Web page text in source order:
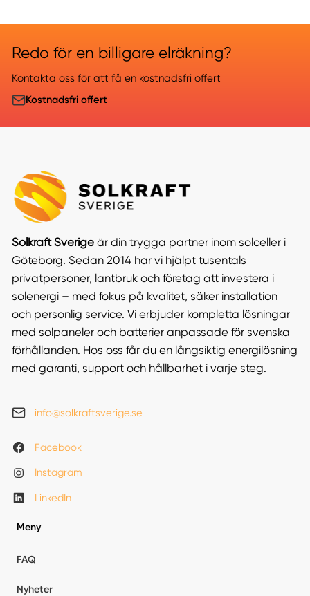
Redo för en billigare elräkning?
Kontakta oss för att få en kostnadsfri offert
Kostnadsfri offert
Solkraft Sverigeär din trygga partner inom solceller i
Göteborg. Sedan 2014 har vi hjälpt tusentals
privatpersoner, lantbruk och företag att investera i
solenergi – med fokus på kvalitet, säker installation
och personlig service. Vi erbjuder kompletta lösningar
med solpaneler och batterier anpassade för svenska
förhållanden. Hos oss får du en långsiktig energilösning
med garanti, support och hållbarhet i varje steg.
info@solkraftsverige.se
Facebook
Instagram
LinkedIn
Meny
FAQ
Nyheter